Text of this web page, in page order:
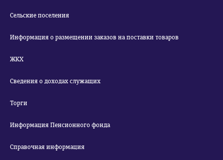
Сельские поселения
Информация о размещении заказов на поставки товаров
ЖКХ
Сведения о доходах служащих
Торги
Информация Пенсионного фонда
Справочная информация